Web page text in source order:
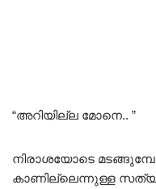
“അറിയില്ല മോനെ.. ”
നിരാശയോടെ
കാണില്ലെന്നുള്ള